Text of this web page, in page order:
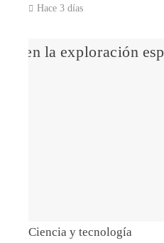
Hace 3 días
Ciencia y tecnología